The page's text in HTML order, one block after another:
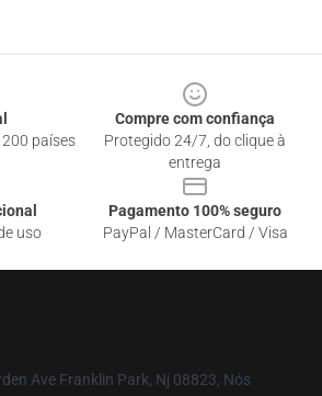
países
Compre com confiança
Protegido 24/7, do clique à
entrega
uso
Pagamento 100% seguro
PayPal / MasterCard / Visa
Ave Franklin Park, Nj 08823, Nós